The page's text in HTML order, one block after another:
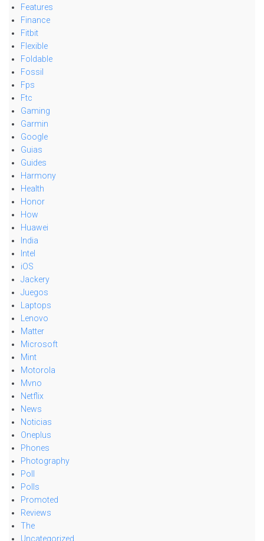
Features
Finance
Fitbit
Flexible
Foldable
Fossil
Fps
Ftc
Gaming
Garmin
Google
Guias
Guides
Harmony
Health
Honor
How
Huawei
India
Intel
iOS
Jackery
Juegos
Laptops
Lenovo
Matter
Microsoft
Mint
Motorola
Mvno
Netflix
News
Noticias
Oneplus
Phones
Photography
Poll
Polls
Promoted
Reviews
The
Uncategorized